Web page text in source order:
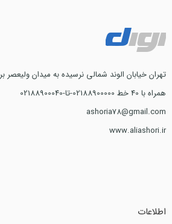
تهران خیابان الوند شمالی نرسیده به میدان ولیعصر برج نورا
همراه با 40 خط 02188900000-تا-02188900040
ashoria78@gmail.com
www.aliashori.ir
اطلاعات